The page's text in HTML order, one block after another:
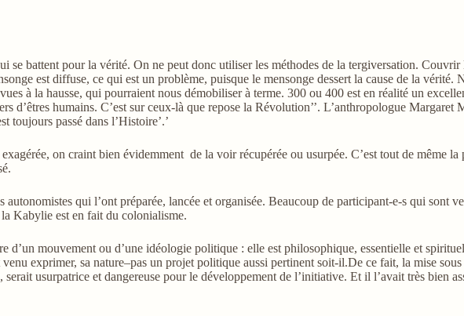
se battent pour la vérité. On ne peut donc utiliser les méthodes de la tergiversation. Couvrir
est diffuse, ce qui est un problème, puisque le mensonge dessert la cause de la vérité.
à la hausse, qui pourraient nous démobiliser à terme. 300 ou 400 est en réalité un
d’êtres humains. C’est sur ceux-là que repose la Révolution’’. L’anthropologue Margaret
toujours passé dans l’Histoire’.’
on craint bien évidemment de la voir récupérée ou usurpée. C’est tout de même
qui l’ont préparée, lancée et organisée. Beaucoup de participant-e-s qui sont
Kabylie est en fait du colonialisme.
d’un mouvement ou d’une idéologie politique : elle est philosophique, essentielle et
exprimer, sa nature–pas un projet politique aussi pertinent soit-il.De ce fait, la mise
usurpatrice et dangereuse pour le développement de l’initiative. Et il l’avait très bien